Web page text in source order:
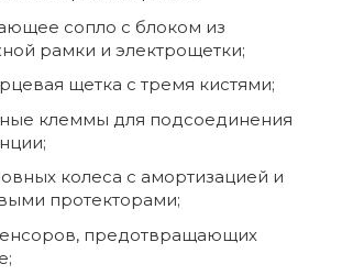
сопло с блоком из
рамки и электрощетки;
щетка с тремя кистями;
клеммы для подсоединения
колеса с амортизацией и
протекторами;
предотвращающих